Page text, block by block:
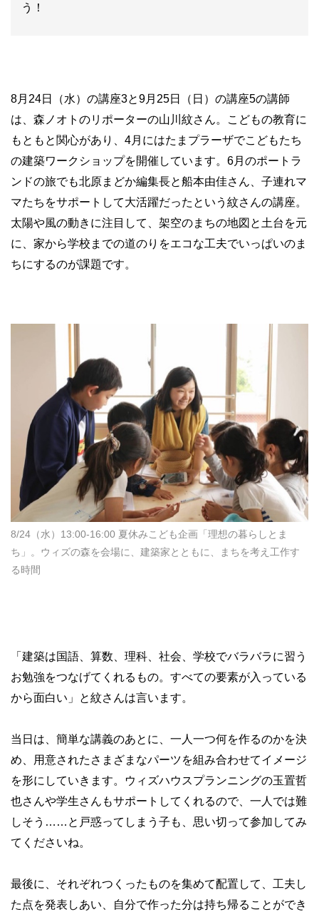
う！
8月24日（水）の講座3と9月25日（日）の講座5の講師
は、森ノオトのリポーターの山川紋さん。こどもの教育に
もともと関心があり、4月にはたまプラーザでこどもたち
の建築ワークショップを開催しています。6月のポートラ
ンドの旅でも北原まどか編集長と船本由佳さん、子連れマ
マたちをサポートして大活躍だったという紋さんの講座。
太陽や風の動きに注目して、架空のまちの地図と土台を元
に、家から学校までの道のりをエコな工夫でいっぱいのま
ちにするのが課題です。
8/24（水）13:00-16:00 夏休みこども企画「理想の暮らしとま
ち」。ウィズの森を会場に、建築家とともに、まちを考え工作す
る時間
「建築は国語、算数、理科、社会、学校でバラバラに習う
お勉強をつなげてくれるもの。すべての要素が入っている
から面白い」と紋さんは言います。
当日は、簡単な講義のあとに、一人一つ何を作るのかを決
め、用意されたさまざまなパーツを組み合わせてイメージ
を形にしていきます。ウィズハウスプランニングの玉置哲
也さんや学生さんもサポートしてくれるので、一人では難
しそう……と戸惑ってしまう子も、思い切って参加してみ
てくださいね。
最後に、それぞれつくったものを集めて配置して、工夫し
た点を発表しあい、自分で作った分は持ち帰ることができ